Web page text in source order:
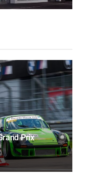
Prix